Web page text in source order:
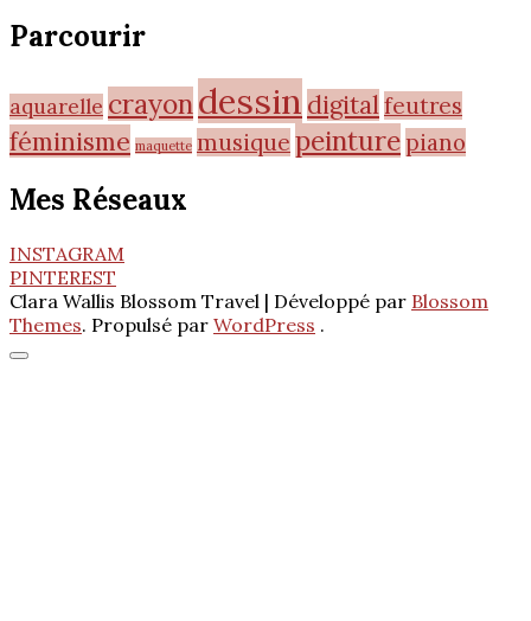
Parcourir
aquarelle crayondessin digitalfeutres
féminisme maquette musique peinturepiano
Mes Réseaux
INSTAGRAM
PINTEREST
Clara Wallis Blossom Travel | Développé par Blossom
Themes. Propulsé par WordPress .